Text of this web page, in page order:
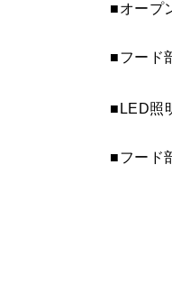
■オープ
■フード
■LED照
■フード